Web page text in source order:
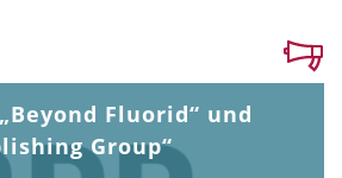
Fluorid“ und
Group“